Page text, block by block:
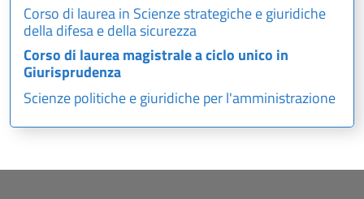
Corso di laurea in Scienze strategiche e giuridiche
della difesa e della sicurezza
Corso di laurea magistrale a ciclo unico in
Giurisprudenza
Scienze politiche e giuridiche per l'amministrazione